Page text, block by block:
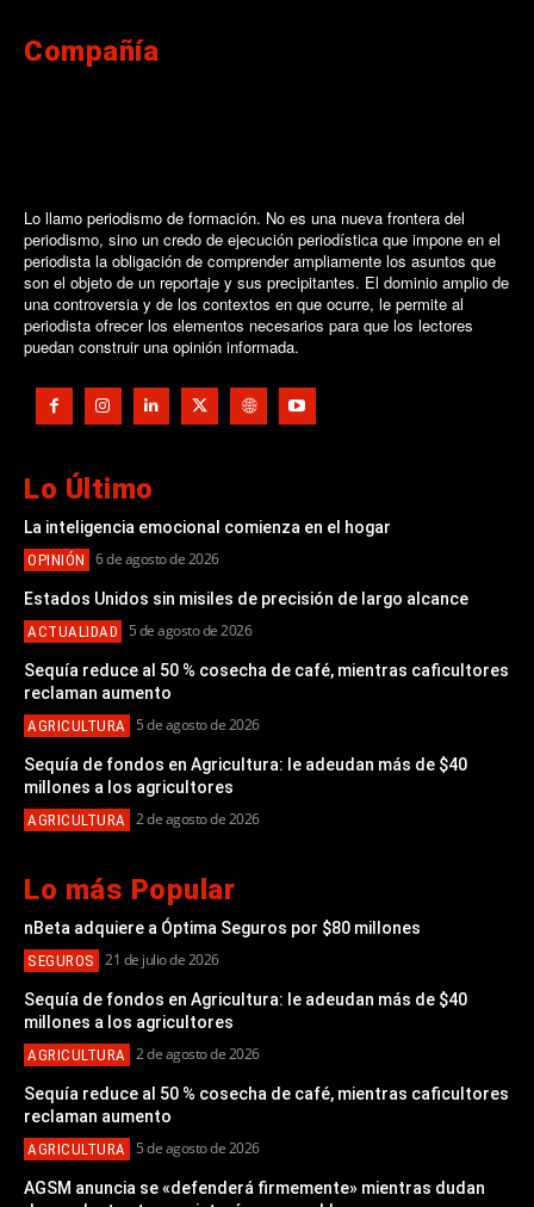
Compañía
Lo llamo periodismo de formación. No es una nueva frontera del
periodismo, sino un credo de ejecución periodística que impone en el
periodista la obligación de comprender ampliamente los asuntos que
son el objeto de un reportaje y sus precipitantes. El dominio amplio de
una controversia y de los contextos en que ocurre, le permite al
periodista ofrecer los elementos necesarios para que los lectores
puedan construir una opinión informada.
Lo Último
La inteligencia emocional comienza en el hogar
OPINIÓN 6 de agosto de 2026
Estados Unidos sin misiles de precisión de largo alcance
ACTUALIDAD 5 de agosto de 2026
Sequía reduce al 50 % cosecha de café, mientras caficultores
reclaman aumento
AGRICULTURA 5 de agosto de 2026
Sequía de fondos en Agricultura: le adeudan más de $40
millones a los agricultores
AGRICULTURA 2 de agosto de 2026
Lo más Popular
nBeta adquiere a Óptima Seguros por $80 millones
SEGUROS 21 de julio de 2026
Sequía de fondos en Agricultura: le adeudan más de $40
millones a los agricultores
AGRICULTURA 2 de agosto de 2026
Sequía reduce al 50 % cosecha de café, mientras caficultores
reclaman aumento
AGRICULTURA 5 de agosto de 2026
AGSM anuncia se «defenderá firmemente» mientras dudan